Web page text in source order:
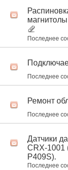
Последнее
Последнее
Ремонт
Последнее
Датчики
CRX-1001
P409S).
Последнее